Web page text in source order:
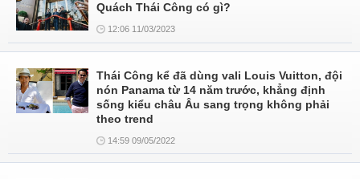
Quách Thái Công có gì?
12:06 11/03/2023
Thái Công kể đã dùng vali Louis Vuitton, đội
nón Panama từ 14 năm trước, khẳng định
sống kiểu châu Âu sang trọng không phải
theo trend
14:59 09/05/2022